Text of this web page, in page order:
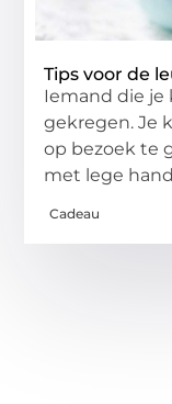
Tips voor de
Iemand die
gekregen. Je
op bezoek te
met lege
Cadeau